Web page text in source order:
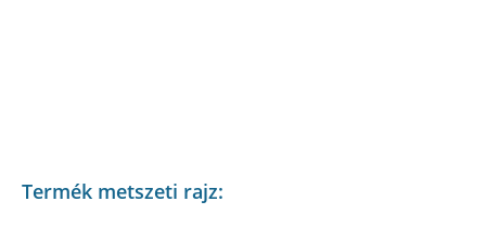
Termék metszeti rajz: